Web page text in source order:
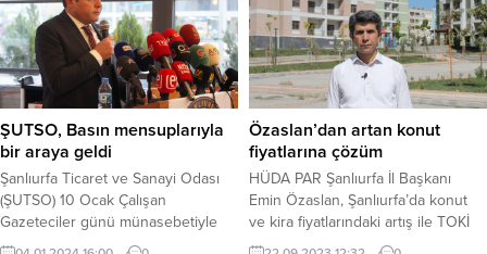
değerlendirdi. Önlerindeki beş
yılda ilçede yapılacak projelerini de
teşkilat üyeleri ile istişare eden
Başkan Kuş, şehrin kaderini
değiştirecek binlerce konutluk
proje müjdesini...
hem de genç nesillerde çevre
bilinci oluşturmak amacıyla
düzenlenen etkinlikler büyük ilgi
gördü. Şanlıurfa 20. Zırhlı Tugay
Komutanımız Tuğgeneral Sayın
Üzeyi Durmuş’u makamında...
ŞUTSO, Basın mensuplarıyla
bir araya geldi
Şanlıurfa Ticaret ve Sanayi Odası
(ŞUTSO) 10 Ocak Çalışan
Gazeteciler günü münasebetiyle
kahvaltılı basın toplantısı düzenledi.
Özaslan’dan artan konut
fiyatlarına çözüm
HÜDA PAR Şanlıurfa İl Başkanı
Emin Özaslan, Şanlıurfa’da konut
ve kira fiyatlarındaki artış ile TOKİ
tarafından yapımı tamamlanan ve